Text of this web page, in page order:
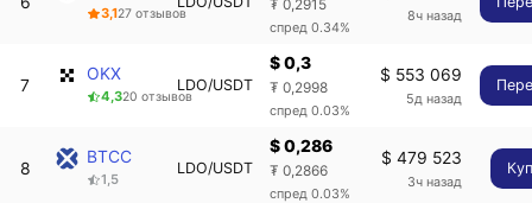
3,127 отзывов
₮ 0,2915
спред 0.34%
8ч назад
7
OKX
4,320 отзывов
LDO/USDT
$ 0,3
₮ 0,2998
спред 0.03%
$ 553 069
5д назад
8
BTCC
1,5
LDO/USDT
$ 0,286
₮ 0,2866
спред 0.03%
$ 479 523
3ч назад